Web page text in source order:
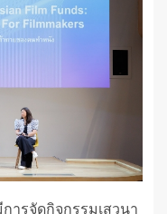
ารจัดกิจกรรมเสวนา